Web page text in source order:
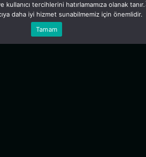
kullanıcı tercihlerini hatırlamamıza olanak tanır.
daha iyi hizmet sunabilmemiz için önemlidir.
Tamam